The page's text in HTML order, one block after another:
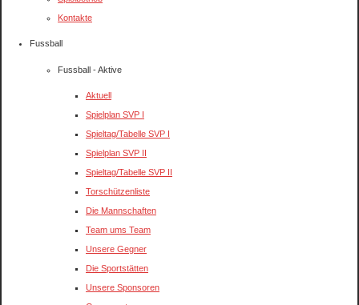
Kontakte
Fussball
Fussball - Aktive
Aktuell
Spielplan SVP I
Spieltag/Tabelle SVP I
Spielplan SVP II
Spieltag/Tabelle SVP II
Torschützenliste
Die Mannschaften
Team ums Team
Unsere Gegner
Die Sportstätten
Unsere Sponsoren